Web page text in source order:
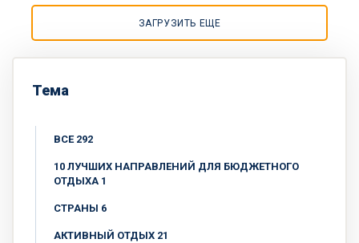
ЗАГРУЗИТЬ ЕЩЕ
Тема
ВСЕ 292
10 ЛУЧШИХ НАПРАВЛЕНИЙ ДЛЯ БЮДЖЕТНОГО
ОТДЫХА 1
CТРАНЫ 6
АКТИВНЫЙ ОТДЫХ 21